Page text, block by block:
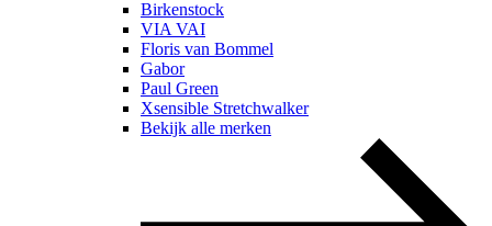
Birkenstock
VIA VAI
Floris van Bommel
Gabor
Paul Green
Xsensible Stretchwalker
Bekijk alle merken